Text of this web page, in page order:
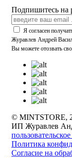
Подпишитесь на
Я согласен
Журавлев Андрей
Вы можете отозвать
© MINTSTORE,
ИП Журавлев
Политика
Согласие на